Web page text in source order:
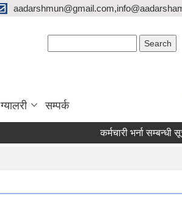
ग्यालरी सम्पर्क
कर्मचारी भर्ना सम्बन्धी